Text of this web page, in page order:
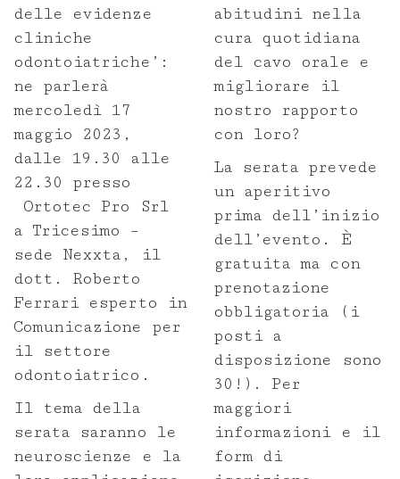
Contributi scientifici
Nuove tecnologie
Produzione
Lavorazioni
Prenota un ritiro
Prescrizione
Area download
Cloud Ortotec
Privacy Policy
Contatti
delle evidenze
cliniche
odontoiatriche’:
ne parlerà
mercoledì 17
maggio 2023,
dalle 19.30 alle
22.30 presso
Ortotec Pro Srl
a Tricesimo –
sede Nexxta, il
dott. Roberto
Ferrari esperto in
Comunicazione per
il settore
odontoiatrico.
Il tema della
serata saranno le
neuroscienze e la
abitudini nella
cura quotidiana
del cavo orale e
migliorare il
nostro rapporto
con loro?
La serata prevede
un aperitivo
prima dell’inizio
dell’evento. È
gratuita ma con
prenotazione
obbligatoria (i
posti a
disposizione sono
30!). Per
maggiori
informazioni e il
form di